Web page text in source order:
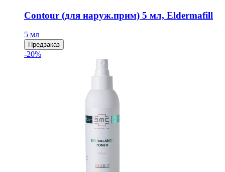
Contour (для наруж.прим) 5 мл, Eldermafill
5 мл
Предзаказ
-20%